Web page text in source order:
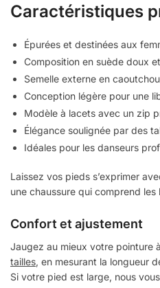
Caractéristiques
Épurées et destinées aux
Composition en suède doux
Semelle externe en
Conception légère pour une
Modèle à lacets avec un zip
Élégance soulignée par des
Idéales pour les danseurs
Laissez vos pieds s’exprimer
une chaussure qui comprend les
Confort et ajustement
Jaugez au mieux votre pointure
tailles, en mesurant la longueur
Si votre pied est large, nous